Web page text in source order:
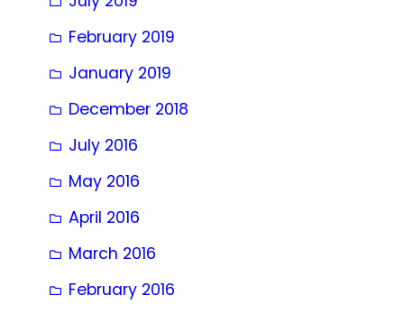
February 2019
January 2019
December 2018
July 2016
May 2016
April 2016
March 2016
February 2016